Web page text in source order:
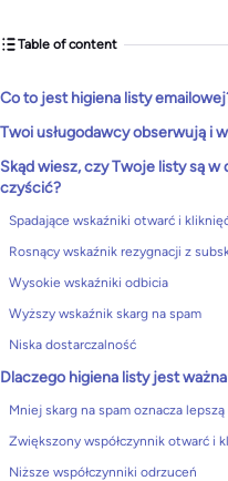
Table of content
Co to jest higiena listy
Twoi usługodawcy obserwują i
Skąd wiesz, czy Twoje listy są
czyścić?
Spadające wskaźniki otwarć i
Rosnący wskaźnik rezygnacji z
Wysokie wskaźniki odbicia
Wyższy wskaźnik skarg na spam
Niska dostarczalność
Dlaczego higiena listy jest
Mniej skarg na spam oznacza
Zwiększony współczynnik otwarć i
Niższe współczynniki odrzuceń